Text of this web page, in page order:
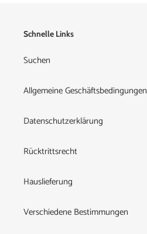
Schnelle Links
Suchen
Allgemeine Geschäftsbedingungen
Datenschutzerklärung
Rücktrittsrecht
Hauslieferung
Verschiedene Bestimmungen